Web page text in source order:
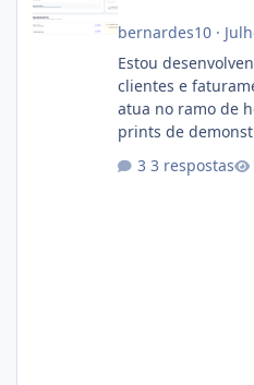
bernardes10·
Estou
clientes e
atua no ramo de
prints de
darem a opinião
com cerca de
3 respostas